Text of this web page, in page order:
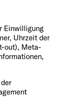
Uhrzeit der
out), Meta-